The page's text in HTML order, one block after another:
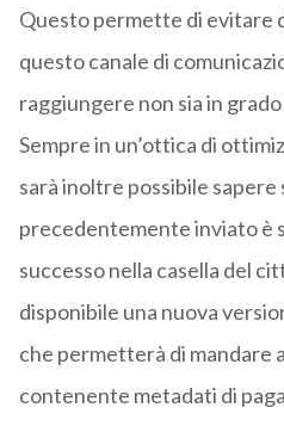
Questo permette di evitare
questo canale di
raggiungere non sia in
Sempre in un’ottica di
sarà inoltre possibile sapere
precedentemente inviato è
successo nella casella del
disponibile una nuova
che permetterà di mandare
contenente metadati di